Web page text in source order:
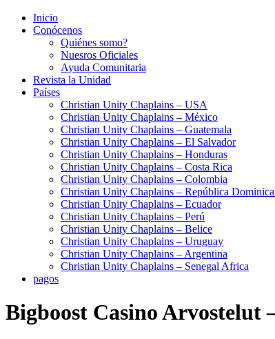
Inicio
Conócenos
Quiénes somo?
Nuesros Oficiales
Ayuda Comunitaria
Revista la Unidad
Países
Christian Unity Chaplains – USA
Christian Unity Chaplains – México
Christian Unity Chaplains – Guatemala
Christian Unity Chaplains – El Salvador
Christian Unity Chaplains – Honduras
Christian Unity Chaplains – Costa Rica
Christian Unity Chaplains – Colombia
Christian Unity Chaplains – República
Christian Unity Chaplains – Ecuador
Christian Unity Chaplains – Perú
Christian Unity Chaplains – Belice
Christian Unity Chaplains – Uruguay
Christian Unity Chaplains – Argentina
Christian Unity Chaplains – Senegal Africa
pagos
Bigboost Casino Arvostelut